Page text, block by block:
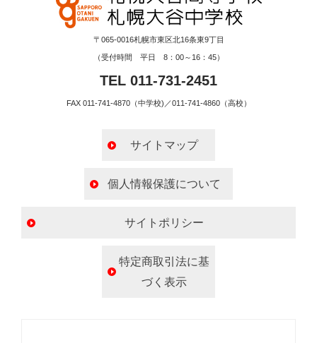
〒065-0016札幌市東区北16条東9丁目
（受付時間 平日 8：00～16：45）
TEL 011-731-2451
FAX 011-741-4870（中学校)／011-741-4860（高校）
サイトマップ
個人情報保護について
サイトポリシー
特定商取引法に基
づく表示